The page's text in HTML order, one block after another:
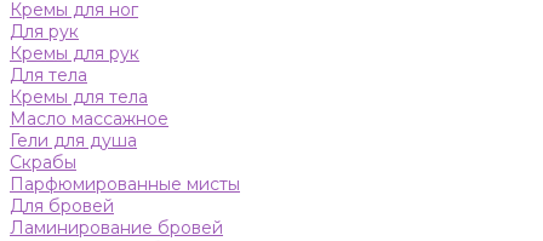
Кремы для ног
Для рук
Кремы для рук
Для тела
Кремы для тела
Масло массажное
Гели для душа
Скрабы
Парфюмированные мисты
Для бровей
Ламинирование бровей